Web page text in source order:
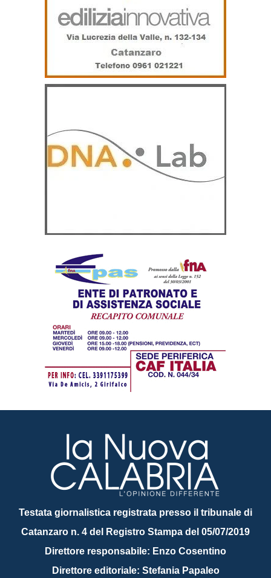
Testata giornalistica registrata presso il tribunale di
Catanzaro n. 4 del Registro Stampa del 05/07/2019
Direttore responsabile: Enzo Cosentino
Direttore editoriale: Stefania Papaleo